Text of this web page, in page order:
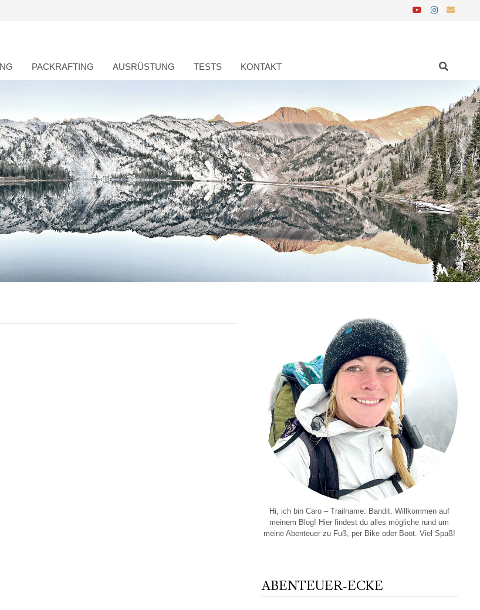
PACKRAFTING AUSRÜSTUNG TESTS KONTAKT
Hi, ich bin Caro – Trailname: Bandit. Willkommen auf
meinem Blog! Hier findest du alles mögliche rund um
meine Abenteuer zu Fuß, per Bike oder Boot. Viel Spaß!
ABENTEUER-ECKE